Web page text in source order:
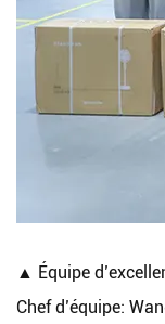
▲ Équipe
Chef d’équipe: